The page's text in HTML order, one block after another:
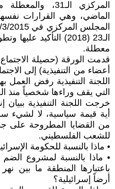
الماضي، وهي القرارات
الـ23 (2018) التأكيد
معطلة.
أعضاء من التنفيذية) إلى
اللجنة التنفيذية رفض
التي يقف وراءها شخصياً منذ العام
خرجت اللجنة التنفيذية
أية قيمة سياسية، لا لشيء
من القضايا المطروحة على
للشعب الفلسطيني.
• ماذا بالنسبة للحكومة
• ماذا بالنسبة لمشروع
باعتبارها المنطقة ما بين
أرضاً إسرائيلية؟